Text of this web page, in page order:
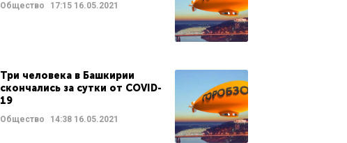
Общество 17:1516.05.2021
Три человека в Башкирии
скончались за сутки от COVID-
19
Общество 14:3816.05.2021